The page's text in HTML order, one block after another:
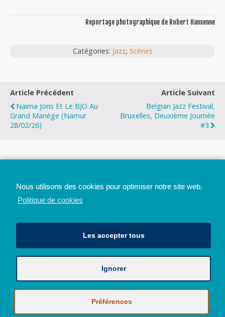
Reportage photographique de Robert Hansenne
Catégories: Jazz, Scènes
Article Précédent
Naima Joris Et Le BJO Au
Grand Manège (Namur
28/02/26)
Article Suivant
Belgian Jazz Festival,
Bruxelles, Deuxième Journée
#3
Avec le soutien de la Province de Liège
© 2026 - Tous droits réservés - JazzMania
Politique en matière de confidentialité et de vie privée
Nous utilisons des cookies pour optimiser notre site web.
Politique de cookies
Les accepter tous
Ignorer
Préférences